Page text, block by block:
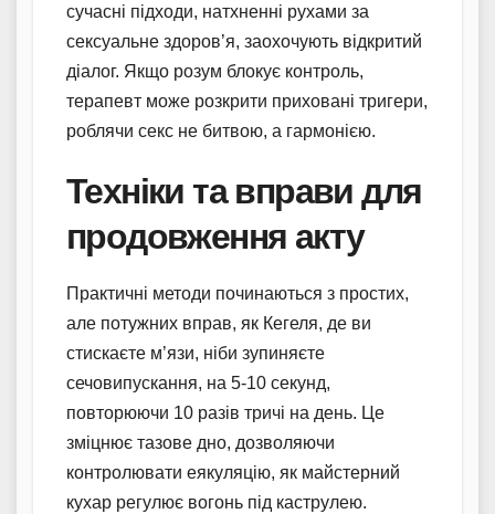
сучасні підходи, натхненні рухами за
сексуальне здоров’я, заохочують відкритий
діалог. Якщо розум блокує контроль,
терапевт може розкрити приховані тригери,
роблячи секс не битвою, а гармонією.
Техніки та вправи для
продовження акту
Практичні методи починаються з простих,
але потужних вправ, як Кегеля, де ви
стискаєте м’язи, ніби зупиняєте
сечовипускання, на 5-10 секунд,
повторюючи 10 разів тричі на день. Це
зміцнює тазове дно, дозволяючи
контролювати еякуляцію, як майстерний
кухар регулює вогонь під каструлею.